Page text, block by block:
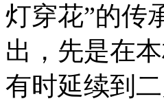
灯穿花”的传
出，先是在
有时延续到二